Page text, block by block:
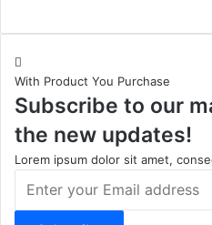
With Product You Purchase
Subscribe to our
the new updates!
Lorem ipsum dolor sit amet,
t